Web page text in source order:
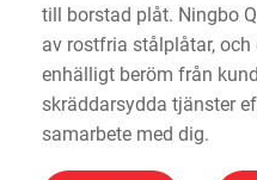
till borstad plåt. Ningbo
av rostfria stålplåtar,
enhälligt beröm från
skräddarsydda tjänster
samarbete med dig.